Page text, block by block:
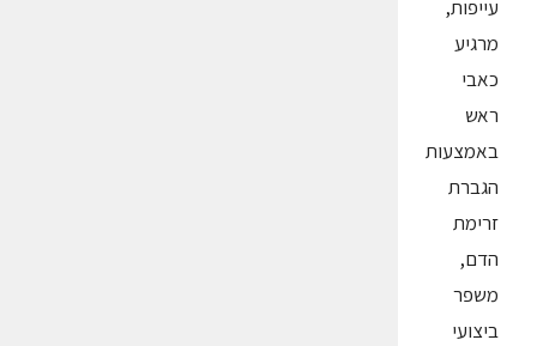
עייפות,
מרגיע
כאבי
ראש
באמצעות
הגברת
זרימת
הדם,
משפר
ביצועי